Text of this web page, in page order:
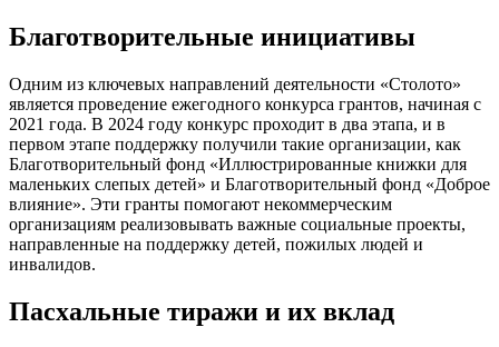
Благотворительные инициативы
Одним из ключевых направлений деятельности «Столото»
является проведение ежегодного конкурса грантов, начиная с
2021 года. В 2024 году конкурс проходит в два этапа, и в
первом этапе поддержку получили такие организации, как
Благотворительный фонд «Иллюстрированные книжки для
маленьких слепых детей» и Благотворительный фонд «Доброе
влияние». Эти гранты помогают некоммерческим
организациям реализовывать важные социальные проекты,
направленные на поддержку детей, пожилых людей и
инвалидов.
Пасхальные тиражи и их вклад